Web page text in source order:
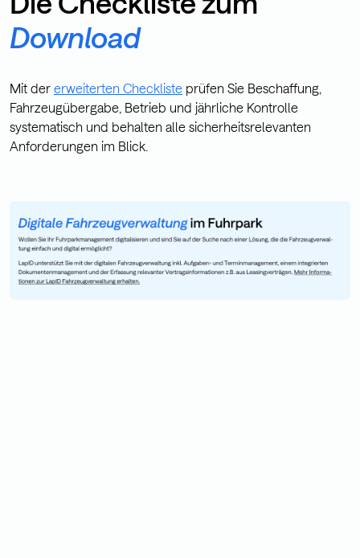
Download
Mit der erweiterten Checkliste prüfen Sie Beschaffung,
Fahrzeugübergabe, Betrieb und jährliche Kontrolle
systematisch und behalten alle sicherheitsrelevanten
Anforderungen im Blick.